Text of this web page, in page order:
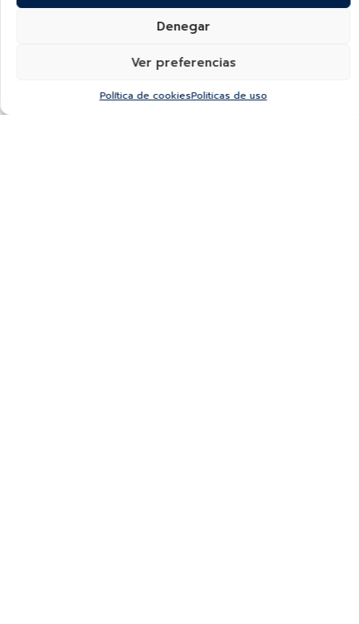
Denegar
Ver preferencias
Política de cookiesPoliticas de uso